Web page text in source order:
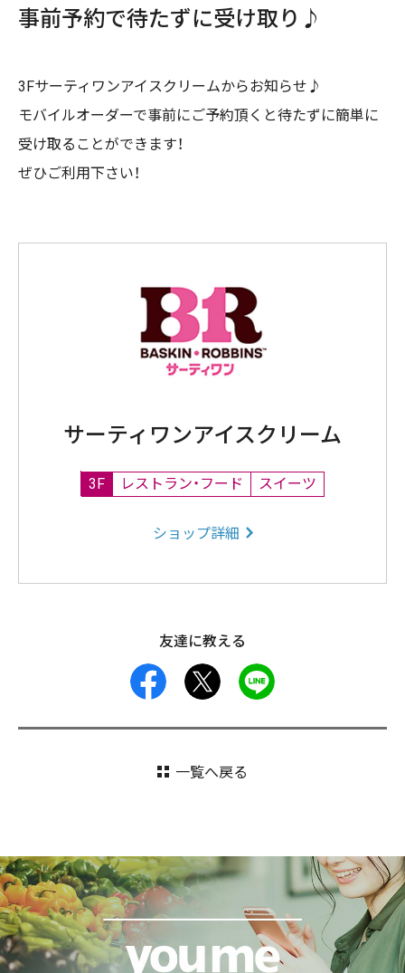
事前予約で待たずに受け取り♪
3Fサーティワンアイスクリームからお知らせ♪
モバイルオーダーで事前にご予約頂くと待たずに簡単に
受け取ることができます！
ぜひご利用下さい！
サーティワンアイスクリーム
3F レストラン・フード スイーツ
ショップ詳細
友達に教える
facebook
一覧へ戻る